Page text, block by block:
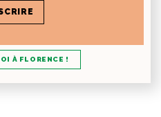
en tête-à-tête avec
la Renaissance ?
À FLORENCE !